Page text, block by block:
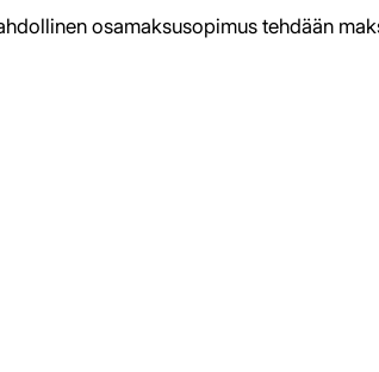
osamaksusopimus tehdään